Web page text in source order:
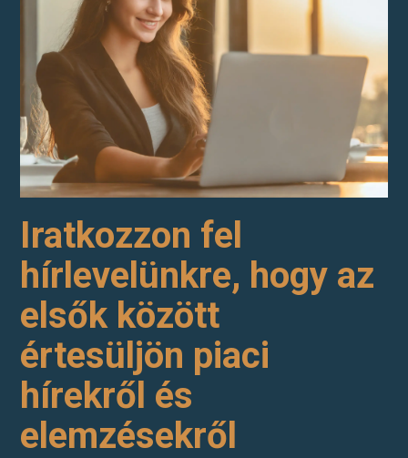
Iratkozzon fel
hírlevelünkre, hogy az
elsők között
értesüljön piaci
hírekről és
elemzésekről